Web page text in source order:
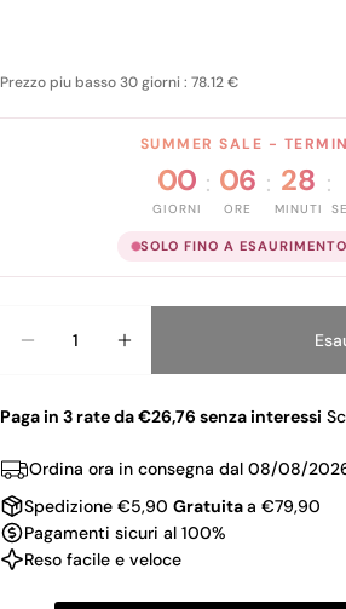
Prezzo piu basso 30 giorni : 78.12 €
SUMMER SALE -
00
GIORNI
: 06
ORE
: 28
MINUTI
:
SOLO FINO A
Diminuisci La Quantità Per
Aumenta La Quantità
Paga in 3 rate da €26,76 senza interessi
Ordina ora in consegna dal 08/08/
Spedizione €5,90 Gratuitaa €79,90
Pagamenti sicuri al 100%
Reso facile e veloce